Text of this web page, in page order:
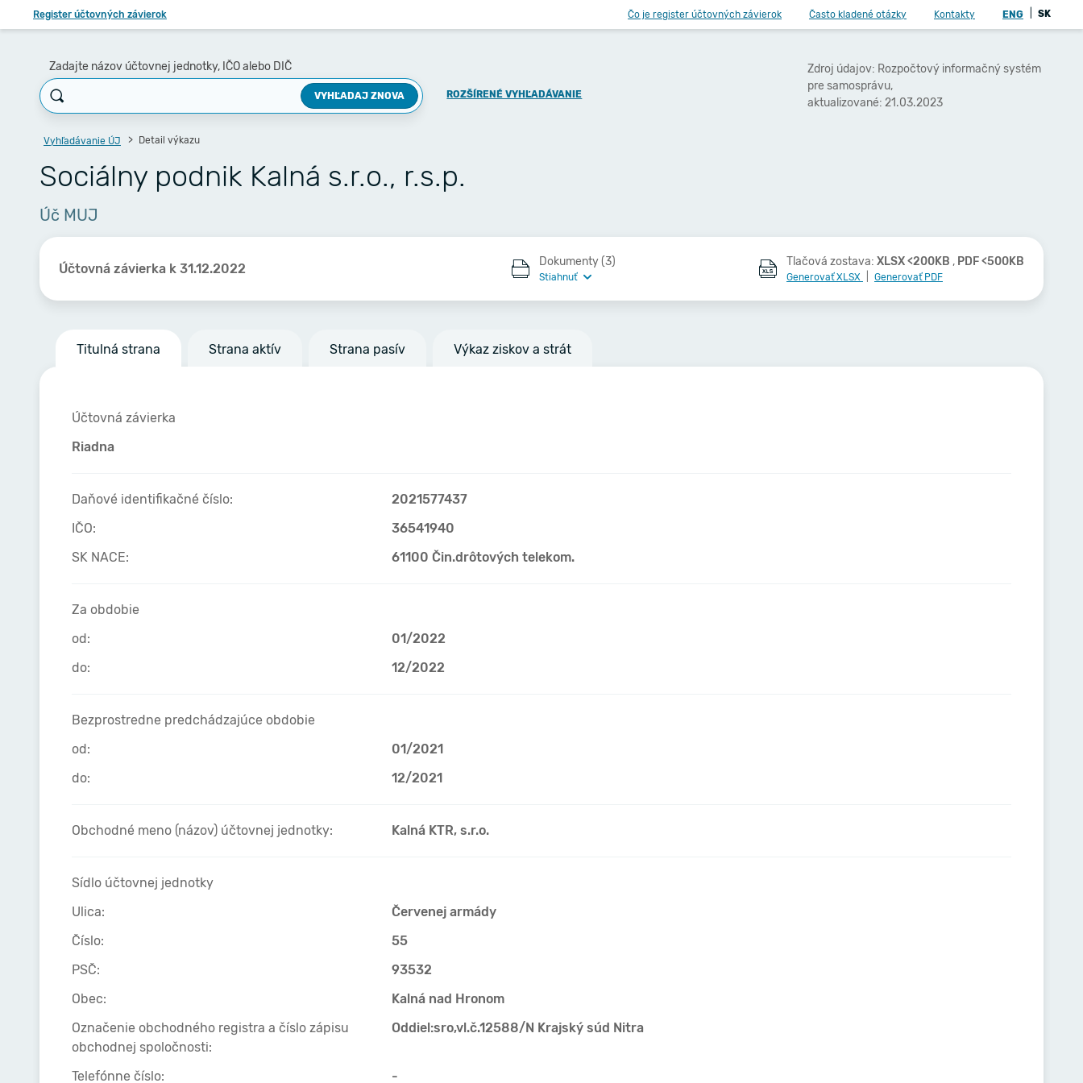
Register účtovných závierok Čo je register účtovných závierok Často kladené otázky Kontakty ENG SK
Zadajte názov účtovnej jednotky, IČO alebo DIČ
VYHĽADAJ ZNOVA ROZŠÍRENÉ VYHĽADÁVANIE
Zdroj údajov: Rozpočtový informačný systém
pre samosprávu,
aktualizované: 21.03.2023
Vyhľadávanie ÚJ Detail výkazu
Sociálny podnik Kalná s.r.o., r.s.p.
Úč MUJ
Účtovná závierka k 31.12.2022 Dokumenty (3)
Stiahnuť
Tlačová zostava: XLSX <200KB , PDF <500KB
Generovať XLSX Generovať PDF
Titulná strana Strana aktív Strana pasív Výkaz ziskov a strát
Účtovná závierka
Riadna
Daňové identifikačné číslo:
2021577437
IČO:
36541940
SK NACE:
61100 Čin.drôtových telekom.
Za obdobie
od:
01/2022
do:
12/2022
Bezprostredne predchádzajúce obdobie
od:
01/2021
do:
12/2021
Obchodné meno (názov) účtovnej jednotky: Kalná KTR, s.r.o.
Sídlo účtovnej jednotky
Ulica:
Červenej armády
Číslo:
55
PSČ:
93532
Obec:
Kalná nad Hronom
Označenie obchodného registra a číslo zápisu
obchodnej spoločnosti:
Oddiel:sro,vl.č.12588/N Krajský súd Nitra
Telefónne číslo: -